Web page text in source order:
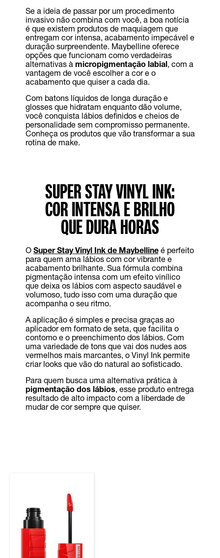
Se a ideia de passar por um procedimento
invasivo não combina com você, a boa notícia
é que existem produtos de maquiagem que
entregam cor intensa, acabamento impecável e
duração surpreendente. Maybelline oferece
opções que funcionam como verdadeiras
alternativas à micropigmentação labial, com a
vantagem de você escolher a cor e o
acabamento que quiser a cada dia.
Com batons líquidos de longa duração e
glosses que hidratam enquanto dão volume,
você conquista lábios definidos e cheios de
personalidade sem compromisso permanente.
Conheça os produtos que vão transformar a sua
rotina de make.
SUPER STAY VINYL INK:
COR INTENSA E BRILHO
QUE DURA HORAS
O Super Stay Vinyl Ink de Maybellineé perfeito
para quem ama lábios com cor vibrante e
acabamento brilhante. Sua fórmula combina
pigmentação intensa com um efeito vinílico
que deixa os lábios com aspecto saudável e
volumoso, tudo isso com uma duração que
acompanha o seu ritmo.
A aplicação é simples e precisa graças ao
aplicador em formato de seta, que facilita o
contorno e o preenchimento dos lábios. Com
uma variedade de tons que vai dos nudes aos
vermelhos mais marcantes, o Vinyl Ink permite
criar looks que vão do natural ao sofisticado.
Para quem busca uma alternativa prática à
pigmentação dos lábios, esse produto entrega
resultado de alto impacto com a liberdade de
mudar de cor sempre que quiser.